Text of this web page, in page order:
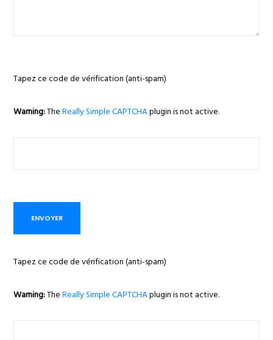
Tapez ce code de vérification (anti-spam)
Warning:TheReally Simple CAPTCHAplugin is not active.
Tapez ce code de vérification (anti-spam)
Warning:TheReally Simple CAPTCHAplugin is not active.